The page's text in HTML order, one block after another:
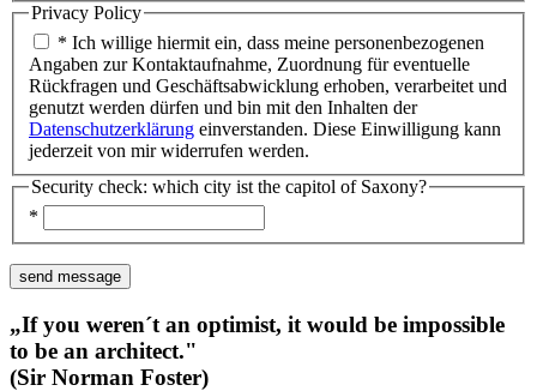
Privacy Policy
* Ich willige hiermit ein, dass meine personenbezogenen
Angaben zur Kontaktaufnahme, Zuordnung für eventuelle
Rückfragen und Geschäftsabwicklung erhoben, verarbeitet und
genutzt werden dürfen und bin mit den Inhalten der
Datenschutzerklärung einverstanden. Diese Einwilligung kann
jederzeit von mir widerrufen werden.
Security check: which city ist the capitol of Saxony?
*
„If you weren´t an optimist, it would be impossible
to be an architect."
(Sir Norman Foster)